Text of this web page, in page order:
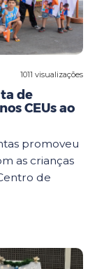
1011 visualizações
de
CEUs ao
promoveu
as crianças
de